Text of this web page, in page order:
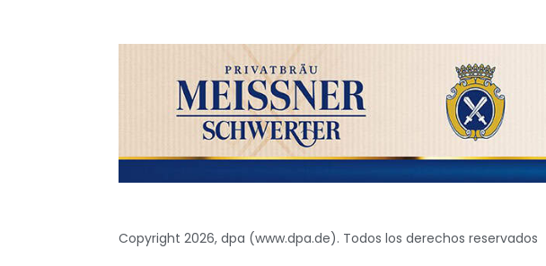
Copyright 2026, dpa (www.dpa.de). Todos los derechos reservados